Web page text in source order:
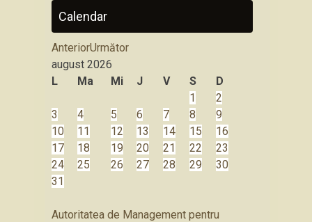
Calendar
AnteriorUrmător
august 2026
L
Ma Mi J V S
D
1
2
3
4 5 6 7 8
9
10
11 12 13 14 15
16
17
18 19 20 21 22
23
24
25 26 27 28 29
30
31
Autoritatea de Management pentru